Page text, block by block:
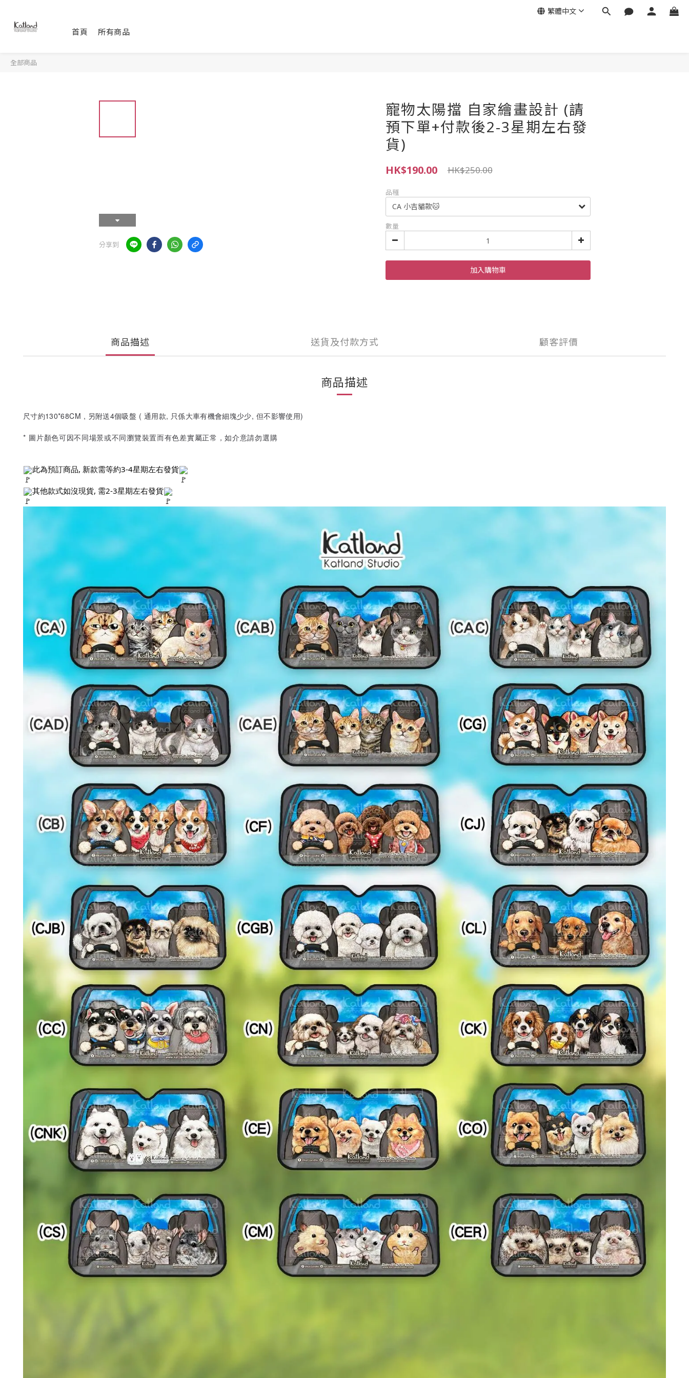
首頁 所有商品
繁體中文
全部商品
分享到
寵物太陽擋 自家繪畫設計 (請
預下單+付款後2-3星期左右發
貨)
HK$190.00 HK$250.00
品種
數量
加入購物車
商品描述 送貨及付款方式 顧客評價
商品描述
尺寸約130*68CM , 另附送4個吸盤 ( 通用款, 只係大車有機會細塊少少, 但不影響使用)
* 圖片顏色可因不同場景或不同瀏覽裝置而有色差實屬正常，如介意請勿選購
此為預訂商品, 新款需等約3-4星期左右發貨
其他款式如沒現貨, 需2-3星期左右發貨